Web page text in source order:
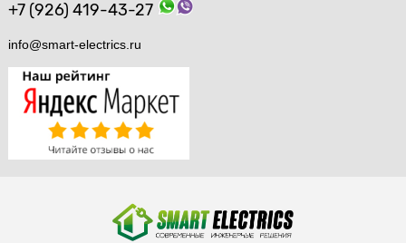
+7 (926) 419-43-27
info@smart-electrics.ru